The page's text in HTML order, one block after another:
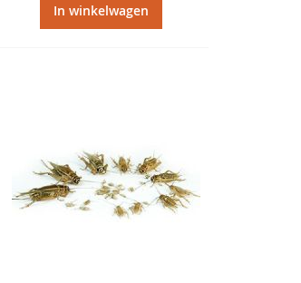
In winkelwagen